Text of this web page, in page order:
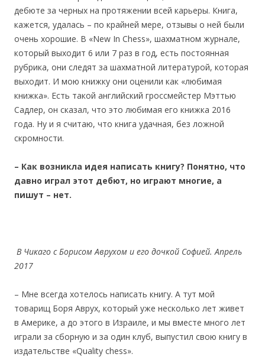
дебюте за черных на протяжении всей карьеры. Книга,
кажется, удалась – по крайней мере, отзывы о ней были
очень хорошие. В «New In Chess», шахматном журнале,
который выходит 6 или 7 раз в год, есть постоянная
рубрика, они следят за шахматной литературой, которая
выходит. И мою книжку они оценили как «любимая
книжка». Есть такой английский гроссмейстер Мэттью
Садлер, он сказал, что это любимая его книжка 2016
года. Ну и я считаю, что книга удачная, без ложной
скромности.
– Как возникла идея написать книгу? Понятно, что
давно играл этот дебют, но играют многие, а
пишут – нет.
В Чикаго с Борисом Аврухом и его дочкой Софией. Апрель
2017
– Мне всегда хотелось написать книгу. А тут мой
товарищ Боря Аврух, который уже несколько лет живет
в Америке, а до этого в Израиле, и мы вместе много лет
играли за сборную и за один клуб, выпустил свою книгу в
издательстве «Quality chess».